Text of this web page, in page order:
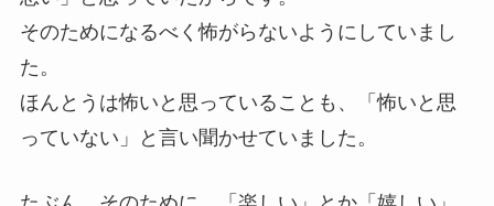
そのためになるべく怖がらないようにしていまし
た。
ほんとうは怖いと思っていることも、「怖いと思
っていない」と言い聞かせていました。